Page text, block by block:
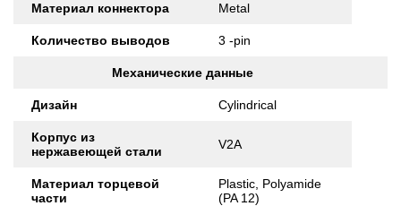
Материал коннектора Metal
Количество выводов 3 -pin
Механические данные
Дизайн Cylindrical
Корпус из
нержавеющей стали
V2A
Материал торцевой
части
Plastic, Polyamide
(PA 12)